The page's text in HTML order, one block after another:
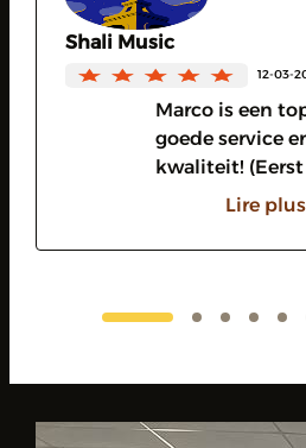
Shali Music
12-03-
Marco is een
goede service
kwaliteit!
door het lezen
bedrijf is zeer
Lire plus